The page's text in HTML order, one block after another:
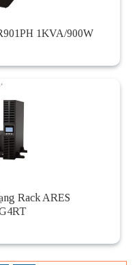
1KVA/900W
Rack ARES